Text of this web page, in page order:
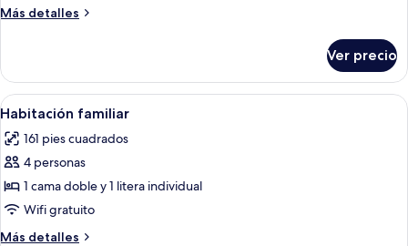
cuádruple
Más detalles
Más
cuádruple
Ver precio
Abrir
todas
las
fotos
de
Habitación
familiar
Una habitación de hotel moderna
5
Habitación familiar
161 pies cuadrados
4 personas
1 cama doble y 1 litera individual
Wifi gratuito
Más detalles
Más